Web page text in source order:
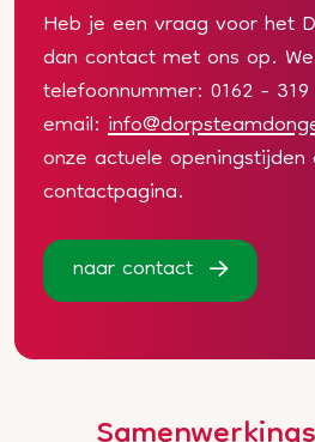
Heb je een vraag voor het
dan contact met ons op.
telefoonnummer: 0162 -
email:
onze actuele
contactpagina.
naar contact